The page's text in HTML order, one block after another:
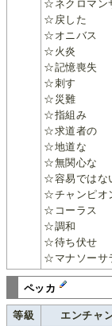
☆ネクロマン
☆戻した
☆オニバス
☆火炎
☆記憶喪失
☆刺す
☆災難
☆指組み
☆求道者の
☆地道な
☆無関心な
☆容易ではな
☆チャンピオ
☆コーラス
☆調和
☆待ち伏せ
☆マナソーサ
ペッカ
等級 エンチャ